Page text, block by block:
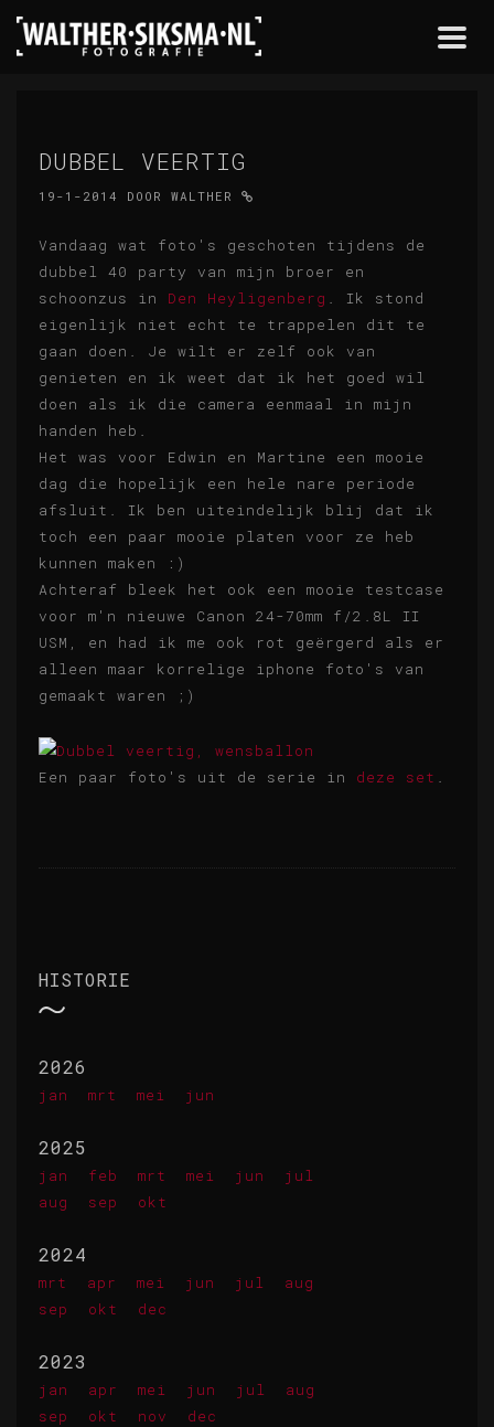
DUBBEL VEERTIG
19-1-2014 DOOR WALTHER
Vandaag wat foto's geschoten tijdens de
dubbel 40 party van mijn broer en
schoonzus in Den Heyligenberg . Ik stond
eigenlijk niet echt te trappelen dit te
gaan doen. Je wilt er zelf ook van
genieten en ik weet dat ik het goed wil
doen als ik die camera eenmaal in mijn
handen heb.
Het was voor Edwin en Martine een mooie
dag die hopelijk een hele nare periode
afsluit. Ik ben uiteindelijk blij dat ik
toch een paar mooie platen voor ze heb
kunnen maken :)
Achteraf bleek het ook een mooie testcase
voor m'n nieuwe Canon 24-70mm f/2.8L II
USM, en had ik me ook rot geërgerd als er
alleen maar korrelige iphone foto's van
gemaakt waren ;)
Een paar foto's uit de serie in deze set
HISTORIE
2026
jan mrt mei jun
2025
jan feb mrt mei jun
jul
aug
sep okt
2024
mrt apr mei jun jul
aug
sep
okt dec
2023
jan apr mei jun jul
aug
sep
okt nov dec